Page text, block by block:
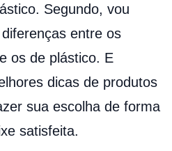
Segundo, vou
entre os
os de plástico. E
dicas de produtos
sua escolha de forma
satisfeita.